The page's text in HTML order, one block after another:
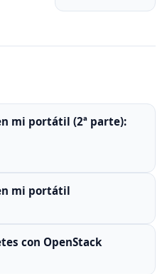
mi portátil (2ª parte):
mi portátil
con OpenStack